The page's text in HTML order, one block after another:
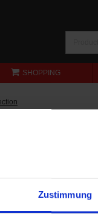
Zustimmung
SHOPPING